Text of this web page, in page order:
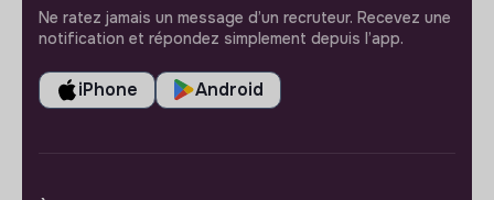
Ne ratez jamais un message d’un recruteur. Recevez une
notification et répondez simplement depuis l’app.
iPhone Android